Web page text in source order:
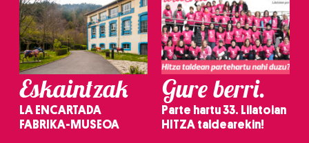
Eskaintzak
LA ENCARTADA
FABRIKA-MUSEOA
Gure berri.
Parte hartu 33. Lilatoian
HITZA taldearekin!